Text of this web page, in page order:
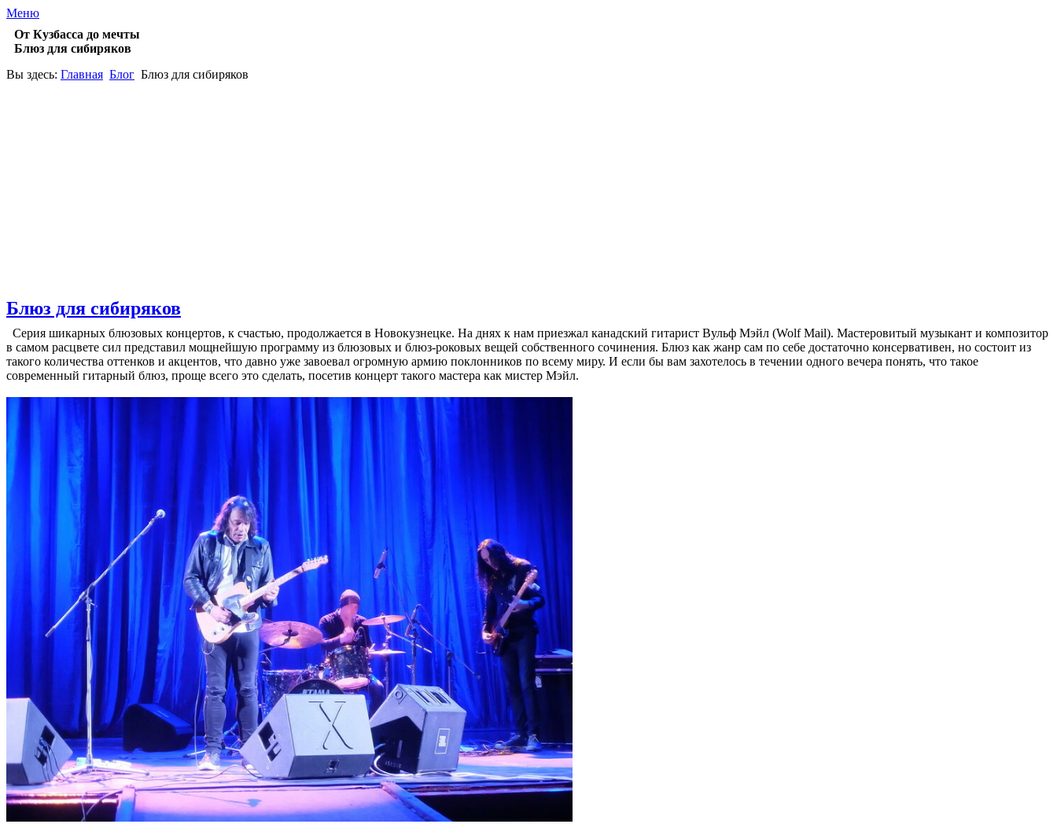
Меню
От Кузбасса до мечты
Блюз для сибиряков
Вы здесь: Главная Блог Блюз для сибиряков
Блюз для сибиряков
Серия шикарных блюзовых концертов, к счастью, продолжается в Новокузнецке. На днях к нам приезжал канадский гитарист Вульф Мэйл (Wolf Mail). Мастеровитый музыкант и композитор
в самом расцвете сил представил мощнейшую программу из блюзовых и блюз-роковых вещей собственного сочинения. Блюз как жанр сам по себе достаточно консервативен, но состоит из
такого количества оттенков и акцентов, что давно уже завоевал огромную армию поклонников по всему миру. И если бы вам захотелось в течении одного вечера понять, что такое
современный гитарный блюз, проще всего это сделать, посетив концерт такого мастера как мистер Мэйл.